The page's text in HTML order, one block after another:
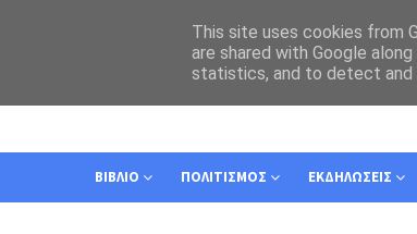
ΣΧΕΤΙΚΑ ΕΠΙΚΟΙΝΩΝΙΑ
ΒΙΒΛΙΟ ΠΟΛΙΤΙΣΜΟΣ ΕΚΔΗΛΩΣΕΙΣ
This site uses cookies from
are shared with Google
statistics, and to detect and